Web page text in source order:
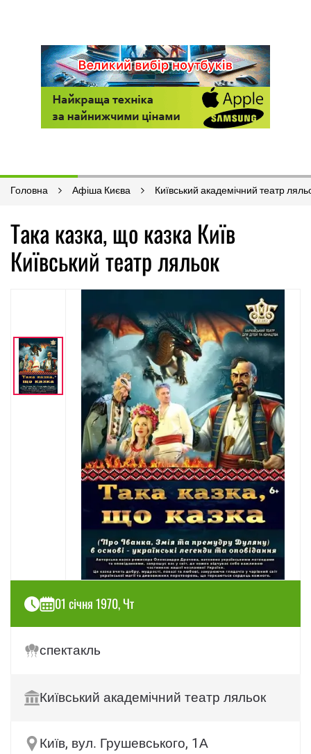
Головна Афіша Києва Київський академічний театр
Така казка, що казка Київ
Київський театр ляльок
01 січня 1970, Чт
спектакль
Київський академічний театр ляльок
Київ, вул. Грушевського, 1А